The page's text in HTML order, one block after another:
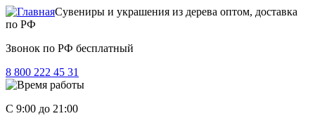
Перейти к основному содержанию
Сувениры и украшения из дерева оптом, доставка
по РФ
Звонок по РФ бесплатный
8 800 222 45 31
C 9:00 до 21:00